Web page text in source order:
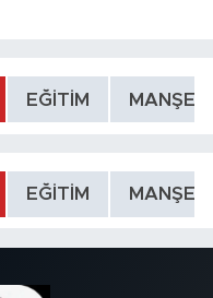
EĞİTİM MANŞET
EĞİTİM MANŞET